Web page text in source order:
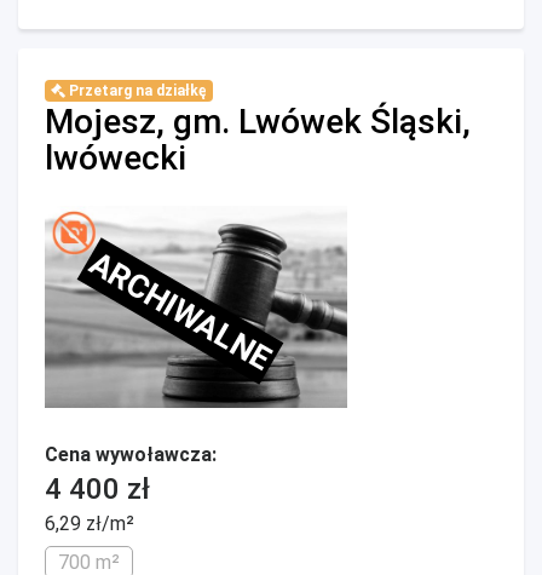
Przetarg na działkę
Mojesz, gm. Lwówek Śląski,
lwówecki
ARCHIWALNE
Cena wywoławcza:
4 400 zł
6,29 zł/m²
700 m²